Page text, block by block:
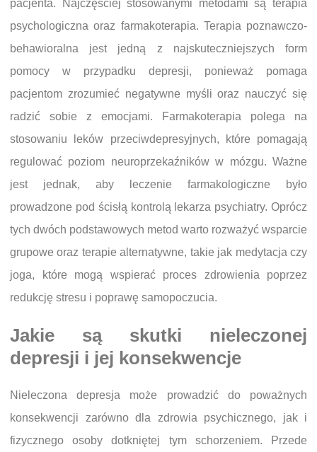
pacjenta. Najczęściej stosowanymi metodami są terapia
psychologiczna oraz farmakoterapia. Terapia poznawczo-
behawioralna jest jedną z najskuteczniejszych form
pomocy w przypadku depresji, ponieważ pomaga
pacjentom zrozumieć negatywne myśli oraz nauczyć się
radzić sobie z emocjami. Farmakoterapia polega na
stosowaniu leków przeciwdepresyjnych, które pomagają
regulować poziom neuroprzekaźników w mózgu. Ważne
jest jednak, aby leczenie farmakologiczne było
prowadzone pod ścisłą kontrolą lekarza psychiatry. Oprócz
tych dwóch podstawowych metod warto rozważyć wsparcie
grupowe oraz terapie alternatywne, takie jak medytacja czy
joga, które mogą wspierać proces zdrowienia poprzez
redukcję stresu i poprawę samopoczucia.
Jakie są skutki nieleczonej
depresji i jej konsekwencje
Nieleczona depresja może prowadzić do poważnych
konsekwencji zarówno dla zdrowia psychicznego, jak i
fizycznego osoby dotkniętej tym schorzeniem. Przede